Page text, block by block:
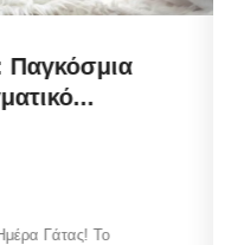
Γάτας! Το